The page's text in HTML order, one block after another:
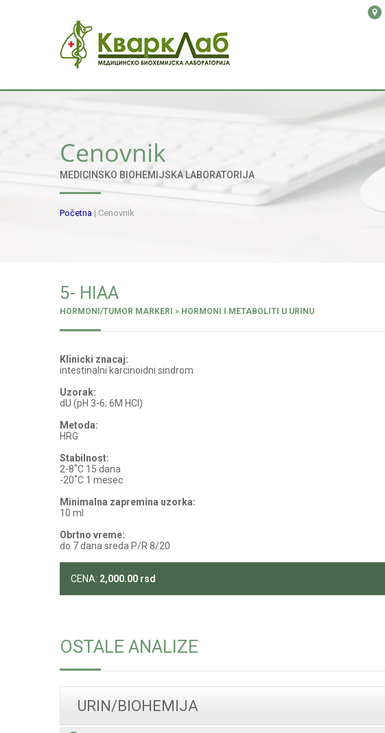
Cenovnik
MEDICINSKO BIOHEMIJSKA LABORATORIJA
Početna | Cenovnik
5- HIAA
HORMONI/TUMOR MARKERI » HORMONI I METABOLITI U URINU
Klinicki znacaj:
intestinalni karcinoidni sindrom
Uzorak:
dU (pH 3-6; 6M HCl)
Metoda:
HRG
Stabilnost:
2-8˚C 15 dana
-20˚C 1 mesec
Minimalna zapremina uzorka:
10 ml
Obrtno vreme:
do 7 dana sreda P/R 8/20
CENA: 2,000.00 rsd
OSTALE ANALIZE
URIN/BIOHEMIJA